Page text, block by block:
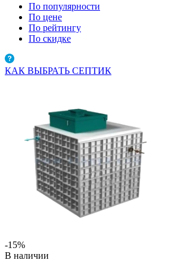
По популярности
По цене
По рейтингу
По скидке
КАК ВЫБРАТЬ СЕПТИК
-15%
В наличии